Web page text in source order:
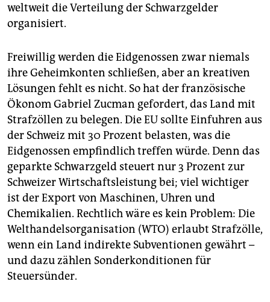
weltweit die Verteilung der Schwarzgelder
organisiert.
Freiwillig werden die Eidgenossen zwar niemals
ihre Geheimkonten schließen, aber an kreativen
Lösungen fehlt es nicht. So hat der französische
Ökonom Gabriel Zucman gefordert, das Land mit
Strafzöllen zu belegen. Die EU sollte Einfuhren aus
der Schweiz mit 30 Prozent belasten, was die
Eidgenossen empfindlich treffen würde. Denn das
geparkte Schwarzgeld steuert nur 3 Prozent zur
Schweizer Wirtschaftsleistung bei; viel wichtiger
ist der Export von Maschinen, Uhren und
Chemikalien. Rechtlich wäre es kein Problem: Die
Welthandelsorganisation (WTO) erlaubt Strafzölle,
wenn ein Land indirekte Subventionen gewährt –
und dazu zählen Sonderkonditionen für
Steuersünder.